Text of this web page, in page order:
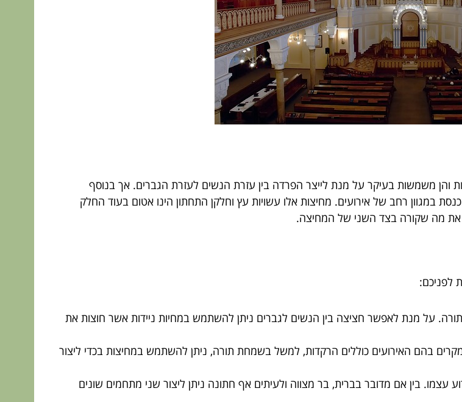
והן משמשות בעיקר על מנת לייצר הפרדה בין עזרת הנשים לעזרת הגברים. אך בנוסף
במגוון רחב של אירועים. מחיצות אלו עשויות עץ וחלקן התחתון הינו אטום בעוד החלק
את מה שקורה בצד השני של המחיצה.
לפניכם:
על מנת לאפשר חציצה בין הנשים לגברים ניתן להשתמש במחיות ניידות אשר חוצות את
בהם האירועים כוללים הרקדות, למשל בשמחת תורה, ניתן להשתמש במחיצות בכדי ליצור
בין אם מדובר בברית, בר מצווה ולעיתים אף חתונה ניתן ליצור שני מתחמים שונים